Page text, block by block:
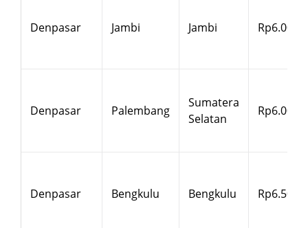
Denpasar Jambi Jambi Rp6.000
Denpasar Palembang
Sumatera
Selatan
Rp6.000
Denpasar Bengkulu Bengkulu Rp6.500